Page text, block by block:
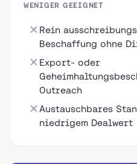
WENIGER GEEIGNET
Rein
Beschaffung ohne
Export- oder
Outreach
Austauschbares
niedrigem Dealwert